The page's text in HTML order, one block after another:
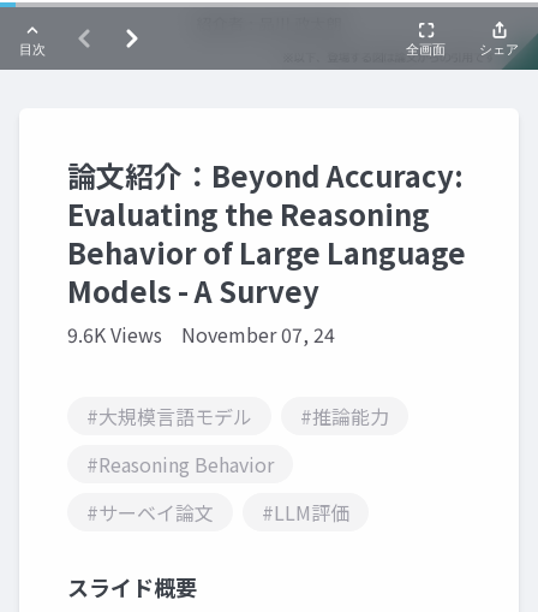
論文紹介：Beyond Accuracy:
Evaluating the Reasoning
Behavior of Large Language
Models - A Survey
9.6K Views November 07, 24
#大規模言語モデル
#推論能力
#Reasoning Behavior
#サーベイ論文
#LLM評価
スライド概要